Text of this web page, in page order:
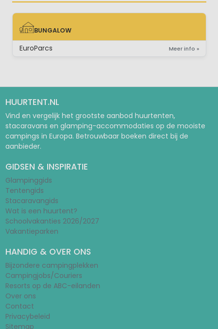
BUNGALOW
BUNGALOW
EuroParcs Meer info »
HUURTENT.NL
Vind en vergelijk het grootste aanbod huurtenten,
stacaravans en glamping-accommodaties op de mooiste
campings in Europa. Betrouwbaar boeken direct bij de
aanbieder.
GIDSEN & INSPIRATIE
Glampinggids
Tentengids
Stacaravangids
Wat is een huurtent?
Schoolvakanties 2026/2027
Vakantieparken
HANDIG & OVER ONS
Bijzondere campingplekken
Campingjobs/Couriers
Resorts op de ABC-eilanden
Over ons
Contact
Privacybeleid
Sitemap